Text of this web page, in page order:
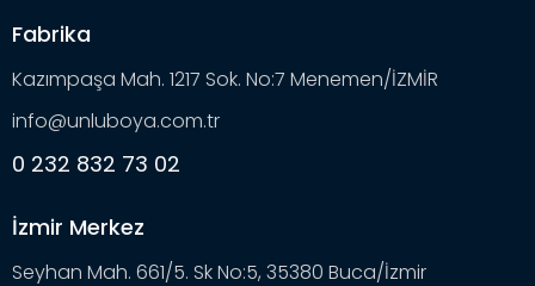
Fabrika
Kazımpaşa Mah. 1217 Sok. No:7 Menemen/İZMİR
info@unluboya.com.tr
0 232 832 73 02
İzmir Merkez
Seyhan Mah. 661/5. Sk No:5, 35380 Buca/İzmir